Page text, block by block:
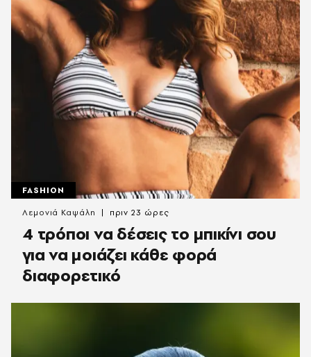
FASHION
4 τρόποι να δέσεις το μπικίνι σου
για να μοιάζει κάθε φορά
διαφορετικό
Λεμονιά Καψάλη πριν 23 ώρες